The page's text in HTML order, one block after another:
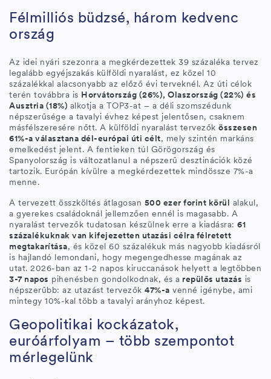
Félmilliós büdzsé, három kedvenc
ország
Az idei nyári szezonra a megkérdezettek 39 százaléka tervez
legalább egyéjszakás külföldi nyaralást, ez közel 10
százalékkal alacsonyabb az előző évi terveknél. Az úti célok
terén továbbra is Horvátország (26%), Olaszország (22%) és
Ausztria (18%) alkotja a TOP3-at – a déli szomszédunk
népszerűsége a tavalyi évhez képest jelentősen, csaknem
másfélszeresére nőtt. A külföldi nyaralást tervezők összesen
61%-a választana dél-európai úti célt, mely szintén markáns
emelkedést jelent. A fentieken túl Görögország és
Spanyolország is változatlanul a népszerű desztinációk közé
tartozik. Európán kívülre a megkérdezettek mindössze 7%-a
menne.
A tervezett összköltés átlagosan 500 ezer forint körül alakul,
a gyerekes családoknál jellemzően ennél is magasabb. A
nyaralást tervezők tudatosan készülnek erre a kiadásra: 61
százalékuknak van kifejezetten utazási célra félretett
megtakarítása, és közel 60 százalékuk más nagyobb kiadásról
is hajlandó lemondani, hogy megengedhesse magának az
utat. 2026-ban az 1-2 napos kiruccanások helyett a legtöbben
3-7 napos pihenésben gondolkodnak, és a repülős utazás is
népszerűbb: az utazást tervezők 47%-a venné igénybe, ami
mintegy 10%-kal több a tavalyi arányhoz képest.
Geopolitikai kockázatok,
euróárfolyam – több szempontot
mérlegelünk